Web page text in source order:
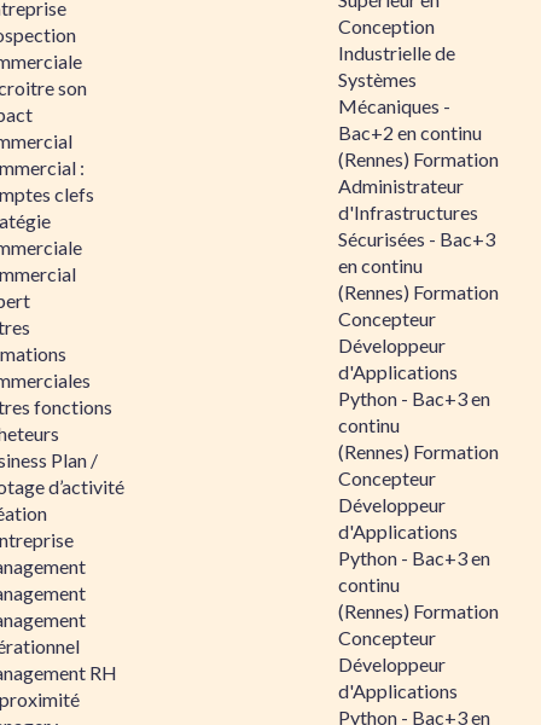
son
:
clefs
fonctions
Plan /
d’activité
RH
Conception
Industrielle de
Systèmes
Mécaniques -
Bac+2 en continu
(Rennes) Formation
Administrateur
d'Infrastructures
Sécurisées - Bac+3
en continu
(Rennes) Formation
Concepteur
Développeur
d'Applications
Python - Bac+3 en
continu
(Rennes) Formation
Concepteur
Développeur
d'Applications
Python - Bac+3 en
continu
(Rennes) Formation
Concepteur
Développeur
d'Applications
Python - Bac+3 en